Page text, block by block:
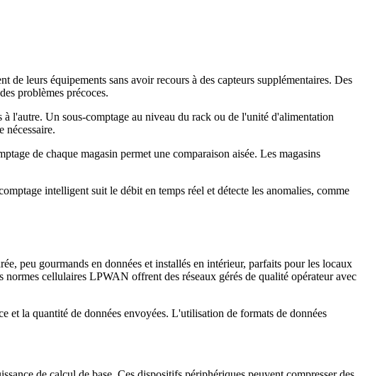
leurs équipements sans avoir recours à des capteurs supplémentaires. Des
problèmes précoces.
l'autre. Un sous-comptage au niveau du rack ou de l'unité d'alimentation
nécessaire.
de chaque magasin permet une comparaison aisée. Les magasins
intelligent suit le débit en temps réel et détecte les anomalies, comme
peu gourmands en données et installés en intérieur, parfaits pour les locaux
normes cellulaires LPWAN offrent des réseaux gérés de qualité opérateur avec
et la quantité de données envoyées. L'utilisation de formats de données